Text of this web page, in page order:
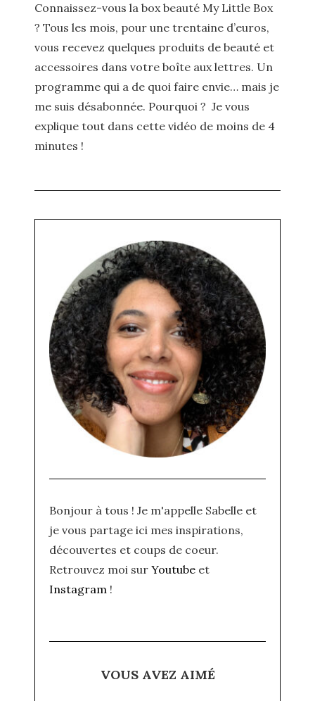
Connaissez-vous la box beauté My Little Box
? Tous les mois, pour une trentaine d’euros,
vous recevez quelques produits de beauté et
accessoires dans votre boîte aux lettres. Un
programme qui a de quoi faire envie… mais je
me suis désabonnée. Pourquoi ? Je vous
explique tout dans cette vidéo de moins de 4
minutes !
Bonjour à tous ! Je m'appelle Sabelle et
je vous partage ici mes inspirations,
découvertes et coups de coeur.
Retrouvez moi sur Youtube et
Instagram !
VOUS AVEZ AIMÉ